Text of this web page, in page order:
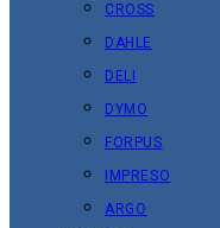
CROSS
DAHLE
DELI
DYMO
FORPUS
IMPRESO
ARGO